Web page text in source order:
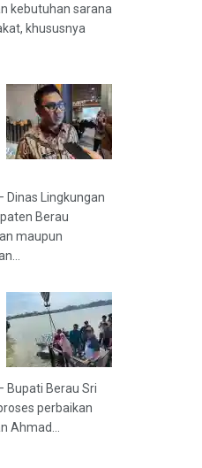
kebutuhan sarana
khususnya
Dinas Lingkungan
Berau
maupun
Bupati Berau Sri
perbaikan
Ahmad...